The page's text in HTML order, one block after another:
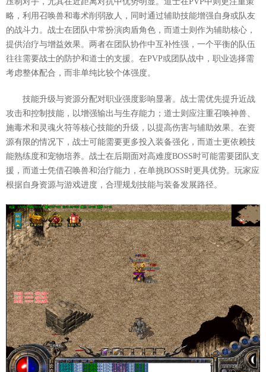
略，利用召唤兽和毒术削弱敌人，同时通过辅助技能增强自身或队友
的战斗力。战士在团队中常扮演肉盾角色，而道士则作为辅助核心，
提供治疗与增益效果。两者在团队协作中互补性强，一个平衡的队伍
往往需要战士的防护和道士的支援。在PVP或团队战中，职业选择需
考虑整体配合，而非单纯比较个体强度。
技能升级与资源分配对职业强度影响显著。战士需优先提升近战
攻击和控制技能，以增强输出与生存能力；道士则应注重召唤神兽、
施毒术和灵魂火符等核心技能的升级，以提高伤害与辅助效果。在资
源有限的情况下，战士可能需要更多投入装备强化，而道士更依赖技
能熟练度和宠物培养。战士在后期面对高难度BOSS时可能需要团队支
援，而道士凭借召唤兽和治疗能力，在单挑BOSS时更具优势。玩家应
根据自身资源与游戏进度，合理规划技能与装备发展路径。